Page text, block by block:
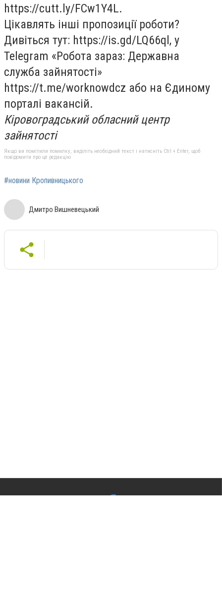
https://cutt.ly/FCw1Y4L.
Цікавлять інші пропозиції роботи?
Дивіться тут: https://is.gd/LQ66ql, у
Telegram «Робота зараз: Державна
служба зайнятості»
https://t.me/worknowdcz або на Єдиному
порталі вакансій.
Кіровоградський обласний центр
зайнятості
Якщо ви помітили помилку, виділіть необхідний текст і натисніть Ctrl + Enter, щоб
повідомити про це редакцію
#новини Кропивницького
Дмитро Вишневецький